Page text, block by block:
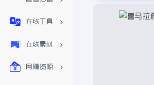
在线工具
在线素材
网赚资源